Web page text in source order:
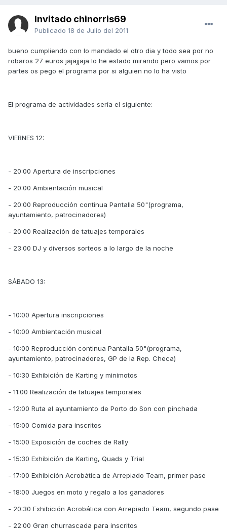
Invitado chinorris69
Publicado 18 de Julio del 2011
bueno cumpliendo con lo mandado el otro dia y todo sea por no
robaros 27 euros jajajjaja lo he estado mirando pero vamos por
partes os pego el programa por si alguien no lo ha visto
El programa de actividades sería el siguiente:
VIERNES 12:
- 20:00 Apertura de inscripciones
- 20:00 Ambientación musical
- 20:00 Reproducción continua Pantalla 50"(programa,
ayuntamiento, patrocinadores)
- 20:00 Realización de tatuajes temporales
- 23:00 DJ y diversos sorteos a lo largo de la noche
SÁBADO 13:
- 10:00 Apertura inscripciones
- 10:00 Ambientación musical
- 10:00 Reproducción continua Pantalla 50"(programa,
ayuntamiento, patrocinadores, GP de la Rep. Checa)
- 10:30 Exhibición de Karting y minimotos
- 11:00 Realización de tatuajes temporales
- 12:00 Ruta al ayuntamiento de Porto do Son con pinchada
- 15:00 Comida para inscritos
- 15:00 Exposición de coches de Rally
- 15:30 Exhibición de Karting, Quads y Trial
- 17:00 Exhibición Acrobática de Arrepiado Team, primer pase
- 18:00 Juegos en moto y regalo a los ganadores
- 20:30 Exhibición Acrobática con Arrepiado Team, segundo pase
- 22:00 Gran churrascada para inscritos